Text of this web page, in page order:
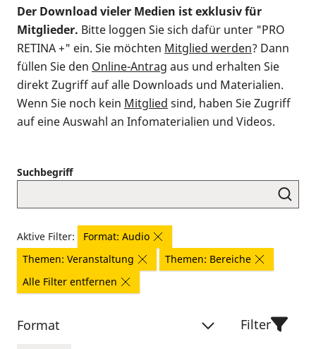
Der Download vieler Medien ist exklusiv für
Mitglieder. Bitte loggen Sie sich dafür unter "PRO
RETINA +" ein. Sie möchten Mitglied werden? Dann
füllen Sie den Online-Antrag aus und erhalten Sie
direkt Zugriff auf alle Downloads und Materialien.
Wenn Sie noch kein Mitglied sind, haben Sie Zugriff
auf eine Auswahl an Infomaterialien und Videos.
Suchbegriff
Aktive Filter:
Format: Audio
Themen: Veranstaltung
Themen: Bereiche
Alle Filter entfernen
Format Filter